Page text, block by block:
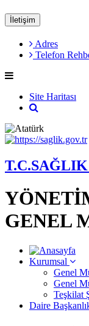
İletişim
Adres
Telefon
Site Haritası
GENEL
Kurumsal
Genel
Genel
Teşkilat
Daire